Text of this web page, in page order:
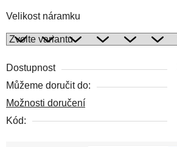
Velikost náramku
Dostupnost
Můžeme doručit do:
Možnosti doručení
Kód: